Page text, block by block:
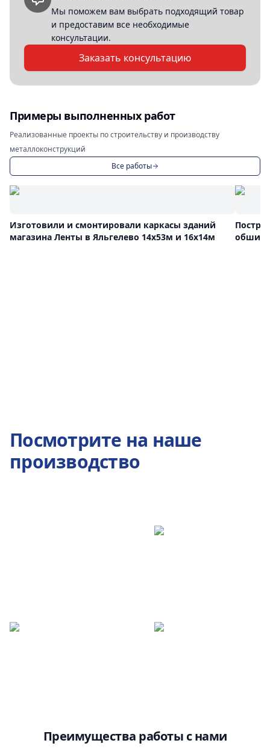
Мы поможем вам выбрать подходящий товар
и предоставим все необходимые
консультации.
Заказать консультацию
Примеры выполненных работ
Реализованные проекты по строительству и производству
металлоконструкций
Все работы
Изготовили и смонтировали каркасы зданий
магазина Ленты в Яльгелево 14х53м и 16х14м
Посмотрите на наше
производство
Преимущества работы с нами